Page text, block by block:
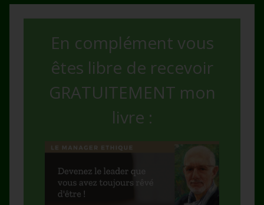
En complément vous
êtes libre de recevoir
GRATUITEMENT mon
livre :